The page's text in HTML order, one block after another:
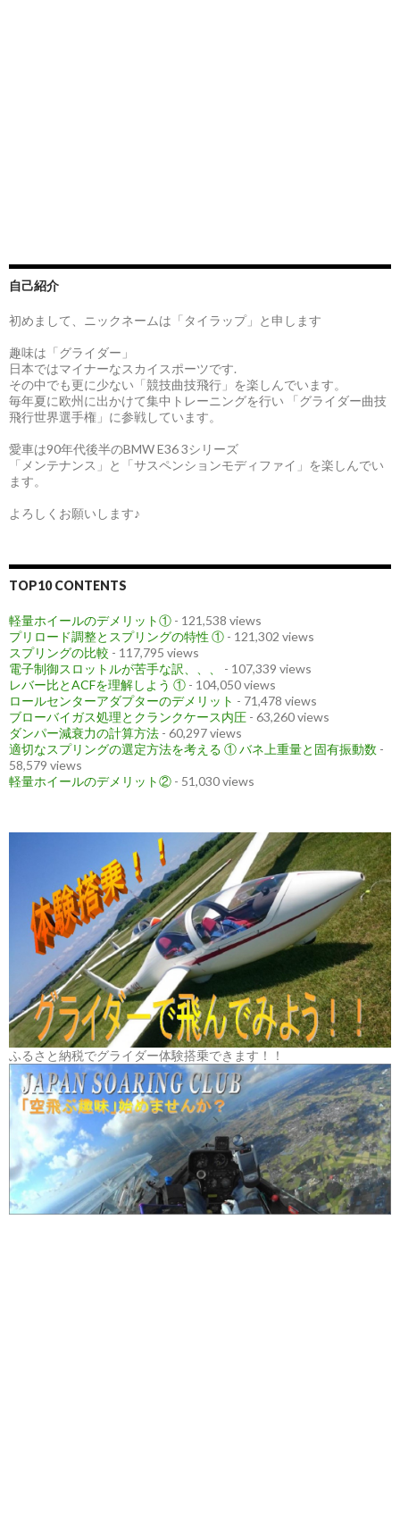
自己紹介
初めまして、ニックネームは「タイラップ」と申します
趣味は「グライダー」
日本ではマイナーなスカイスポーツです.
その中でも更に少ない「競技曲技飛行」を楽しんでいます。
毎年夏に欧州に出かけて集中トレーニングを行い 「グライダー曲技
飛行世界選手権」に参戦しています。
愛車は90年代後半のBMW E36 3シリーズ
「メンテナンス」と「サスペンションモディファイ」を楽しんでい
ます。
よろしくお願いします♪
TOP10 CONTENTS
軽量ホイールのデメリット① - 121,538 views
プリロード調整とスプリングの特性 ① - 121,302 views
スプリングの比較 - 117,795 views
電子制御スロットルが苦手な訳、、、
- 107,339 views
レバー比とACFを理解しよう ① - 104,050 views
ロールセンターアダプターのデメリット - 71,478 views
ブローバイガス処理とクランクケース内圧 - 63,260 views
ダンパー減衰力の計算方法 - 60,297 views
適切なスプリングの選定方法を考える ① バネ上重量と固有振動数 -
58,579 views
軽量ホイールのデメリット② - 51,030 views
ふるさと納税でグライダー体験搭乗できます！！